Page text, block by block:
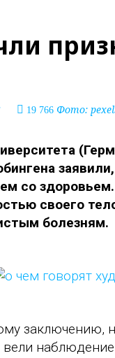
19 766 Фото:
со
своего
болезням.
заключению,